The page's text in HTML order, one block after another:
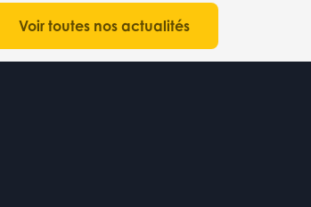
Voir toutes nos actualités